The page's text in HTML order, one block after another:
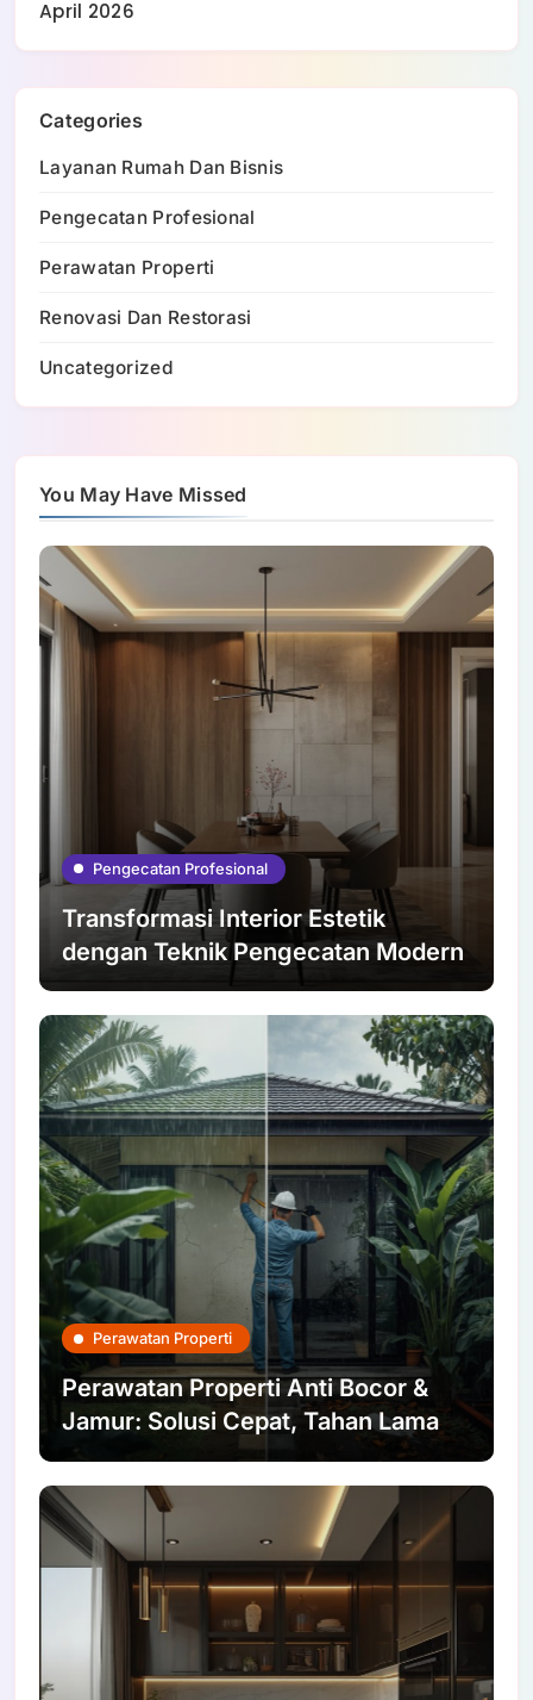
April 2026
Categories
Layanan Rumah Dan Bisnis
Pengecatan Profesional
Perawatan Properti
Renovasi Dan Restorasi
Uncategorized
You May Have Missed
Pengecatan Profesional
Transformasi Interior Estetik
dengan Teknik Pengecatan Modern
Perawatan Properti
Perawatan Properti Anti Bocor &
Jamur: Solusi Cepat, Tahan Lama